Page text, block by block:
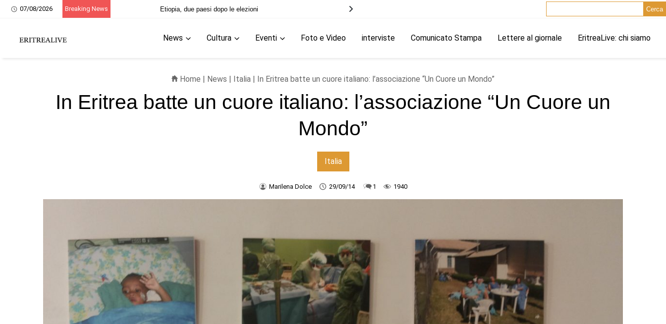
07/08/2026 Breaking News 20 giugno, ricordo dei martiri eritrei Cerca
News Cultura Eventi Foto e Video interviste Comunicato Stampa Lettere al giornale EritreaLive: chi siamo
Home | News | Italia | In Eritrea batte un cuore italiano: l’associazione “Un Cuore un Mondo”
In Eritrea batte un cuore italiano: l’associazione “Un Cuore un
Mondo”
Italia
Marilena Dolce 29/09/14 1 1940